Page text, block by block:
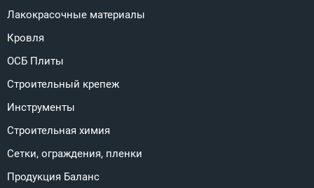
Лакокрасочные материалы
Кровля
ОСБ Плиты
Строительный крепеж
Инструменты
Строительная химия
Сетки, ограждения, пленки
Продукция Баланс